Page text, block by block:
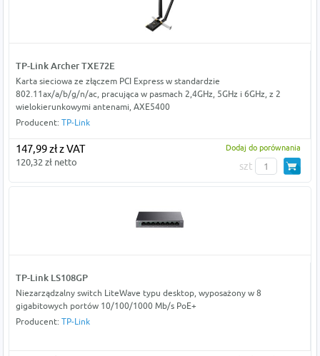
TP-Link Archer TXE72E
Karta sieciowa ze złączem PCI Express w standardzie
802.11ax/a/b/g/n/ac, pracująca w pasmach 2,4GHz, 5GHz i 6GHz, z 2
wielokierunkowymi antenami, AXE5400
Producent: TP-Link
147,99 zł z VAT
120,32 zł netto
Dodaj do porównania
szt
TP-Link LS108GP
Niezarządzalny switch LiteWave typu desktop, wyposażony w 8
gigabitowych portów 10/100/1000 Mb/s PoE+
Producent: TP-Link